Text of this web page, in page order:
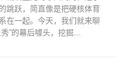
跳跃，简直像是把硬核体育
在一起。今天，我们就来聊
”的幕后噱头，挖掘...